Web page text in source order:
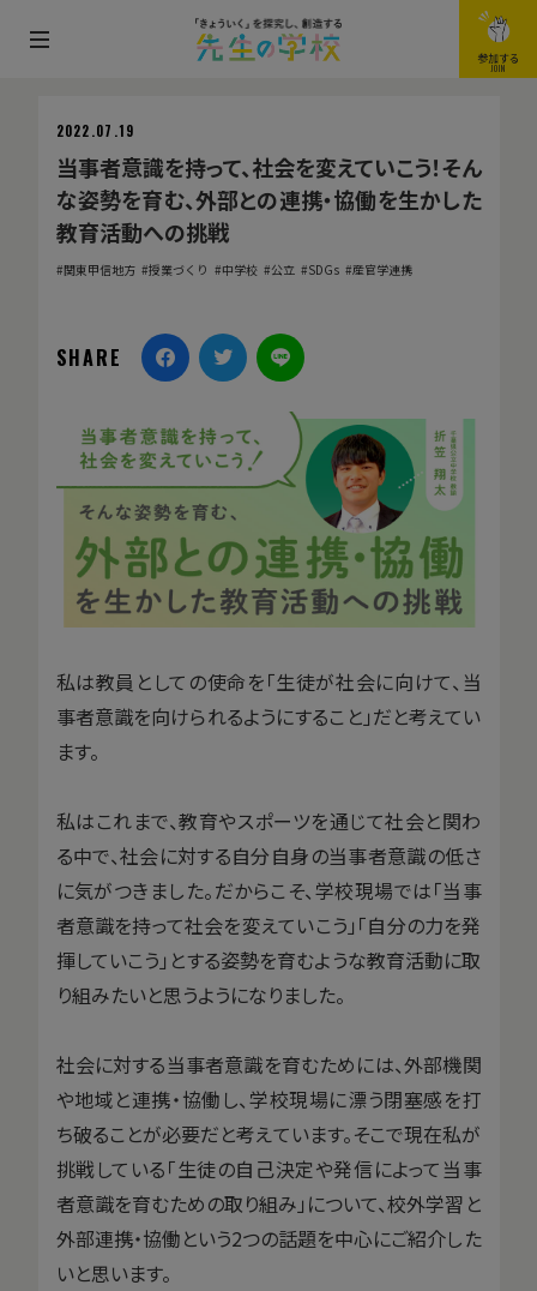
メ
参加する
JOIN
2022.07.19
当事者意識を持って、社会を変えていこう！そん
な姿勢を育む、外部との連携・協働を生かした
教育活動への挑戦
関東甲信地方 授業づくり 中学校 公立 SDGs 産官学連携
SHARE
私は教員としての使命を「生徒が社会に向けて、当
事者意識を向けられるようにすること」だと考えてい
ます。
私はこれまで、教育やスポーツを通じて社会と関わ
る中で、社会に対する自分自身の当事者意識の低さ
に気がつきました。だからこそ、学校現場では「当事
者意識を持って社会を変えていこう」「自分の力を発
揮していこう」とする姿勢を育むような教育活動に取
り組みたいと思うようになりました。
社会に対する当事者意識を育むためには、外部機関
や地域と連携・協働し、学校現場に漂う閉塞感を打
ち破ることが必要だと考えています。そこで現在私が
挑戦している「生徒の自己決定や発信によって当事
者意識を育むための取り組み」について、校外学習と
外部連携・協働という2つの話題を中心にご紹介した
いと思います。